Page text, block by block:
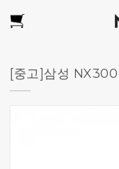
[중고]삼성 NX300